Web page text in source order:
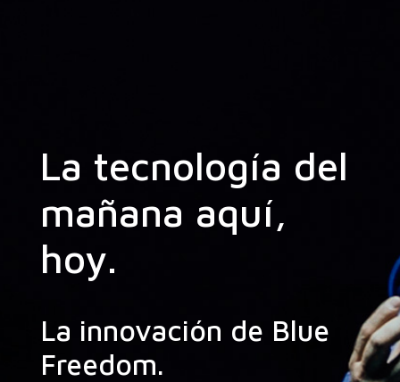
La tecnología del
mañana aquí,
hoy.
La innovación de Blue
Freedom.